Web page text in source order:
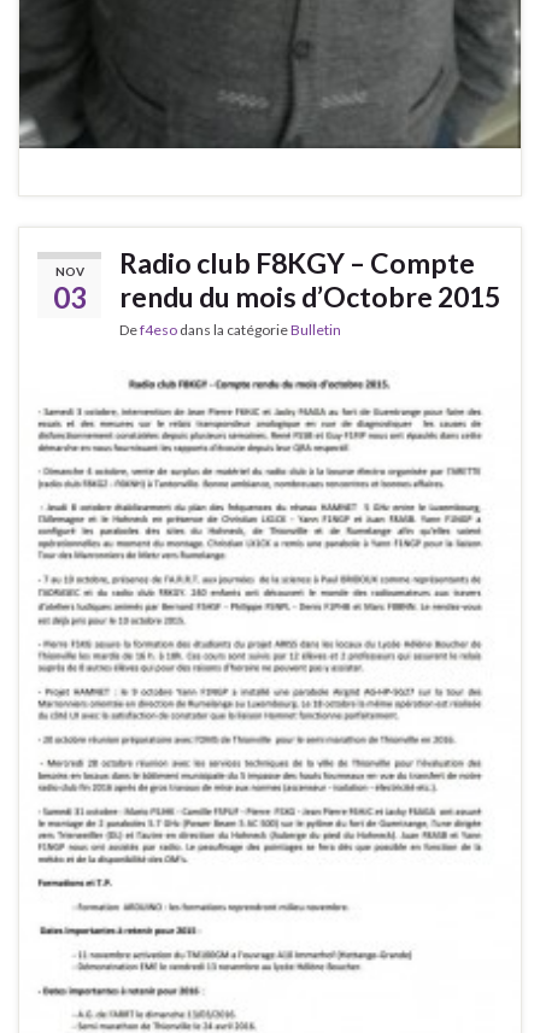
NOV
03
Radio club F8KGY – Compte
rendu du mois d’Octobre 2015
Def4eso dans la catégorieBulletin